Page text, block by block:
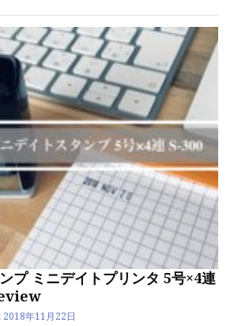
プ ミニデイトプリンタ 5号×4連
2018年11月22日